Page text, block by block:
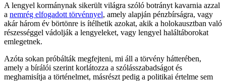
A lengyel kormánynak sikerült világra szóló botrányt kavarnia azzal
a nemrég elfogadott törvénnyel, amely alapján pénzbírságra, vagy
akár három év börtönre is ítélhetik azokat, akik a holokausztban való
részességgel vádolják a lengyeleket, vagy lengyel haláltáborokat
emlegetnek.
Azóta sokan próbálták megfejteni, mi áll a törvény hátterében,
amely a bírálói szerint korlátozza a szólásszabadságot és
meghamisítja a történelmet, másrészt pedig a politikai értelme sem